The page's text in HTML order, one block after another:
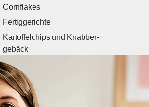
Cornflakes
Fertiggerichte
Kartoffelchips und Knabber­
gebäck